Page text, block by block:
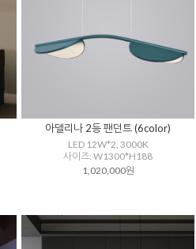
아델리나 2등 팬던트 (6color)
LED 12W*2, 3000K
사이즈: W1300*H188
1,020,000원